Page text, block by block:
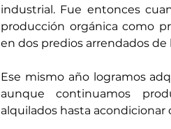
industrial. Fue entonces
producción orgánica como
en dos predios arrendados de
Ese mismo año logramos
aunque continuamos
alquilados hasta